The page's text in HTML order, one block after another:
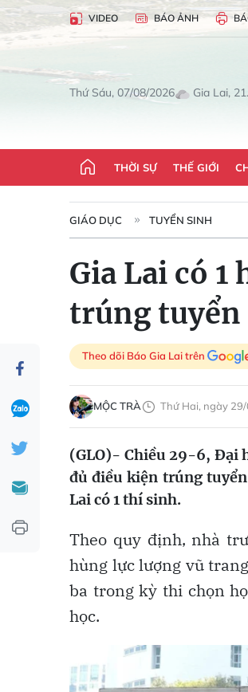
VIDEO BÁO ẢNH
Thứ Sáu, 07/08/2026 Gia Lai,
THỜI SỰ THẾ GIỚI
GIÁO DỤC TUYỂN SINH
Gia Lai có
trúng tuyển
Theo dõi Báo Gia Lai trên
MỘC TRÀ Thứ Hai, ngày
(GLO)- Chiều 29-6, Đại
đủ điều kiện trúng
Lai có 1 thí sinh.
Theo quy định, nhà
hùng lực lượng vũ
ba trong kỳ thi chọn
học.